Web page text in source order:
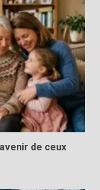
de ceux